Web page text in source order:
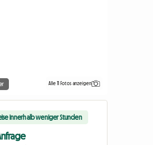
Alle 11 Fotos anzeigen
innerhalb weniger Stunden